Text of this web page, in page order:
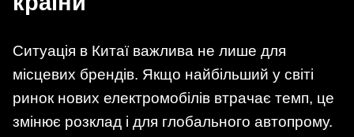
Ситуація в Китаї важлива не лише для
місцевих брендів. Якщо найбільший у світі
ринок нових електромобілів втрачає темп, це
змінює розклад і для глобального автопрому.